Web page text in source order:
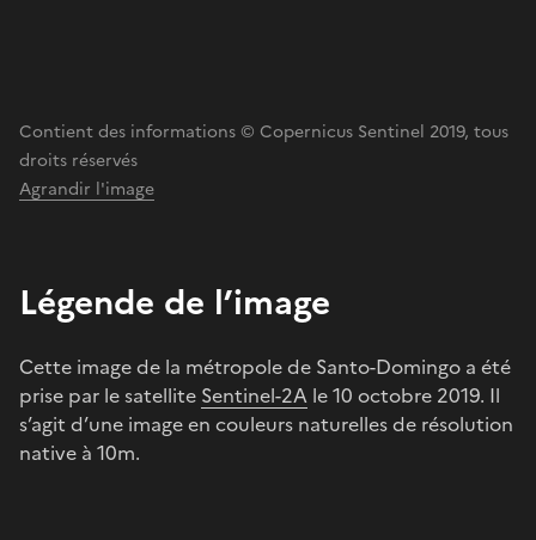
Contient des informations © Copernicus Sentinel 2019, tous
droits réservés
Agrandir l'image
Légende de l’image
Cette image de la métropole de Santo-Domingo a été
prise par le satellite Sentinel-2A le 10 octobre 2019. Il
s’agit d’une image en couleurs naturelles de résolution
native à 10m.